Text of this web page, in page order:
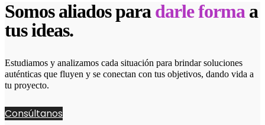
Somos aliados para darle forma a
tus ideas.
Estudiamos y analizamos cada situación para brindar soluciones
auténticas que fluyen y se conectan con tus objetivos, dando vida a
tu proyecto.
Consúltanos